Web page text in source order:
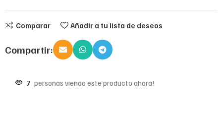
Comparar Añadir a tu lista de deseos
Compartir:
7 personas viendo este producto ahora!